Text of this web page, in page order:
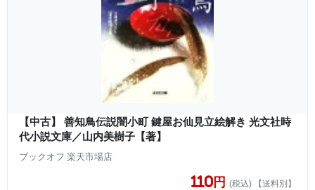
【中古】 善知鳥伝説闇小町 鍵屋お仙見立絵解き 光文社時
代小説文庫／山内美樹子【著】
ブックオフ 楽天市場店
110円 (税込) 【送料別】